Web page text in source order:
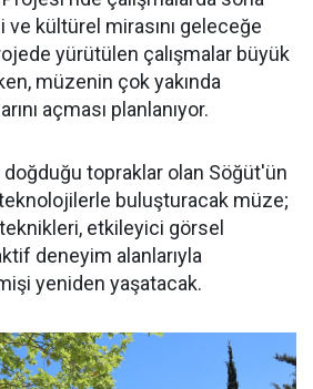
kültürel mirasını geleceğe
yürütülen çalışmalar büyük
müzenin çok yakında
açması planlanıyor.
doğduğu topraklar olan Söğüt'ün
buluşturacak müze;
etkileyici görsel
deneyim alanlarıyla
yeniden yaşatacak.